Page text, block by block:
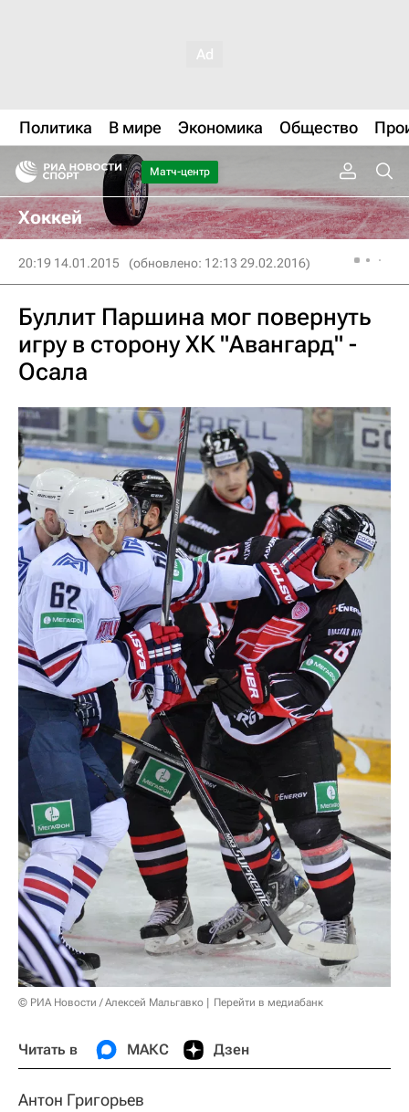
Политика В мире Экономика Общество
Матч-центр
Хоккей
20:19 14.01.2015 (обновлено: 12:13 29.02.2016)
Буллит Паршина мог повернуть
игру в сторону ХК "Авангард" -
Осала
© РИА Новости / Алексей Мальгавко Перейти в медиабанк
Читать в МАКС Дзен
Антон Григорьев